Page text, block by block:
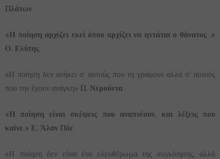
Πλάτων
«Η ποίηση αρχίζει εκεί όπου αρχίζει να ηττάται ο θάνατος .»
Ο. Ελύτης
«Η ποίηση δεν ανήκει σ’ αυτούς που τη γράφουν αλλά σ’ αυτούς
που την έχουν ανάγκη» Π. Νερούντα
«Η ποίηση είναι σκέψεις που αναπνέουν, και λέξεις που
καίνε.» Ε. Άλαν Πόε
«Η ποίηση δεν είναι ένα ελευθέρωμα της συγκίνησης, αλλά